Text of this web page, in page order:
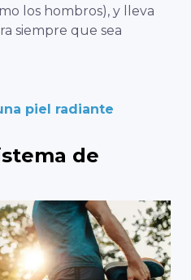
los hombros), y lleva
siempre que sea
piel radiante
de